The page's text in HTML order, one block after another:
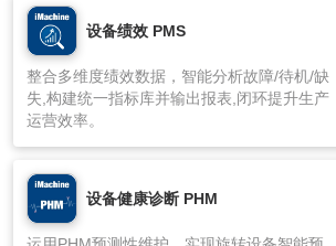
设备绩效 PMS
整合多维度绩效数据，智能分析故障/待机/缺
失,构建统一指标库并输出报表,闭环提升生产
运营效率。
设备健康诊断 PHM